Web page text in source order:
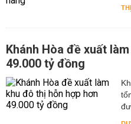
Khánh Hòa đề xuất
49.000 tỷ đồng